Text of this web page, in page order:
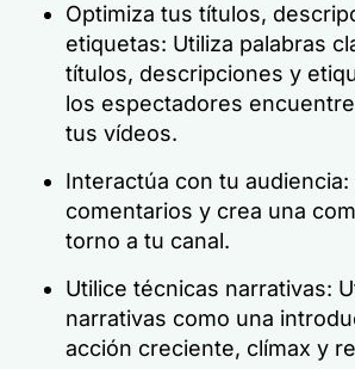
Optimiza tus títulos,
etiquetas: Utiliza palabras
títulos, descripciones y
los espectadores
tus vídeos.
Interactúa con tu
comentarios y crea una
torno a tu canal.
Utilice técnicas narrativas:
narrativas como una
acción creciente, clímax y